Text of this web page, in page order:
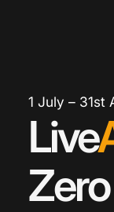
1 July – 31st
Live